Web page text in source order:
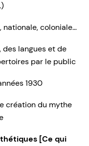
nationale, coloniale…
langues et de
par le public
1930
création du mythe
[Ce qui